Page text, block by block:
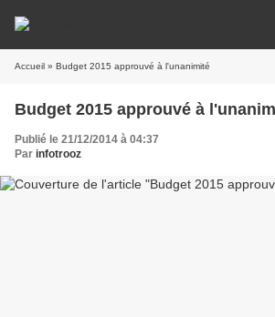
Accueil » Budget 2015 approuvé à l'unanimité
Budget 2015 approuvé à
Publié le 21/12/2014 à 04:37
Par infotrooz